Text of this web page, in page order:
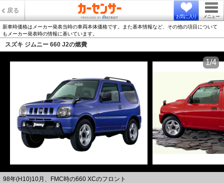
戻る
お気に入り メニュー
新車時価格はメーカー発表当時の車両本体価格です。また基本情報など、その他の項目について
もメーカー発表時の情報に基いています。
スズキ ジムニー 660 J2の燃費
98年(H10)10月、FMC時の660 XCのフロント
1/4